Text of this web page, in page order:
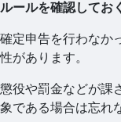
ルールを確認してお
確定申告を行わなか
性があります。
懲役や罰金などが課
象である場合は忘れ